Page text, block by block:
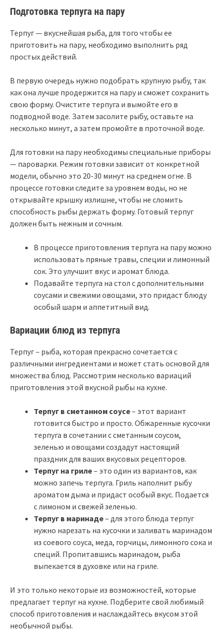
Подготовка терпуга на пару
Терпуг — вкуснейшая рыба, для того чтобы ее
приготовить на пару, необходимо выполнить ряд
простых действий.
В первую очередь нужно подобрать крупную рыбу, так
как она лучше продержится на пару и сможет сохранить
свою форму. Очистите терпуга и вымойте его в
подводной воде. Затем засолите рыбу, оставьте на
несколько минут, а затем промойте в проточной воде.
Для готовки на пару необходимы специальные приборы
— пароварки. Режим готовки зависит от конкретной
модели, обычно это 20-30 минут на среднем огне. В
процессе готовки следите за уровнем воды, но не
открывайте крышку излишне, чтобы не сломить
способность рыбы держать форму. Готовый терпуг
должен быть нежным и сочным.
В процессе приготовления терпуга на пару можно
использовать пряные травы, специи и лимонный
сок. Это улучшит вкус и аромат блюда.
Подавайте терпуга на стол с дополнительными
соусами и свежими овощами, это придаст блюду
особый шарм и аппетитный вид.
Вариации блюд из терпуга
Терпуг – рыба, которая прекрасно сочетается с
различными ингредиентами и может стать основой для
множества блюд. Рассмотрим несколько вариаций
приготовления этой вкусной рыбы на кухне.
Терпуг в сметанном соусе– этот вариант
готовится быстро и просто. Обжаренные кусочки
терпуга в сочетании с сметанным соусом,
зеленью и овощами создадут настоящий
праздник для ваших вкусовых рецепторов.
Терпуг на гриле– это один из вариантов, как
можно запечь терпуга. Гриль наполнит рыбу
ароматом дыма и придаст особый вкус. Подается
с лимоном и свежей зеленью.
Терпуг в маринаде– для этого блюда терпуг
нужно нарезать на кусочки и заливать маринадом
из соевого соуса, меда, горчицы, лимонного сока и
специй. Пропитавшись маринадом, рыба
выпекается в духовке или на гриле.
И это только некоторые из возможностей, которые
предлагает терпуг на кухне. Подберите свой любимый
способ приготовления и наслаждайтесь вкусом этой
необычной рыбы.